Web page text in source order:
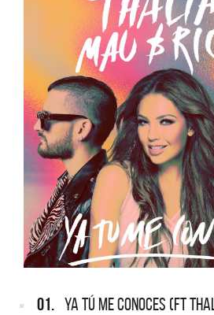
01. YA TÚ ME CONOCES (FT